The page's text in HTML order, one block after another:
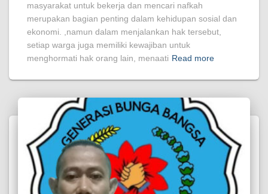
masyarakat untuk bekerja dan mencari nafkah
merupakan bagian penting dalam kehidupan sosial dan
ekonomi. ,namun dalam menjalankan hak tersebut,
setiap warga juga memiliki kewajiban untuk
menghormati hak orang lain, menaati Read more